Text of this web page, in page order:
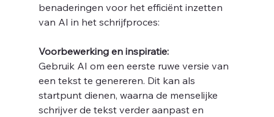
benaderingen voor het efficiënt inzetten
van AI in het schrijfproces:
Voorbewerking en inspiratie:
Gebruik AI om een eerste ruwe versie van
een tekst te genereren. Dit kan als
startpunt dienen, waarna de menselijke
schrijver de tekst verder aanpast en